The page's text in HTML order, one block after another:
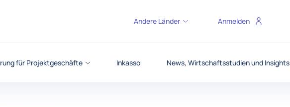
für Projektgeschäfte Inkasso News, Wirtschaftsstudien und Insights
Andere Länder Anmelden